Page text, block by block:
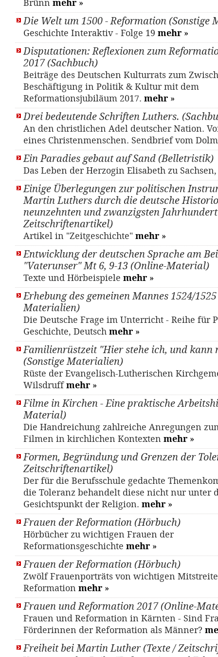
Brünn mehr »
Die Welt um 1500 - Reformation (Sonstige
Geschichte Interaktiv - Folge 19 mehr »
Disputationen: Reflexionen zum
2017 (Sachbuch)
Beiträge des Deutschen Kulturrats zum
Beschäftigung in Politik & Kultur mit dem
Reformationsjubiläum 2017. mehr »
Drei bedeutende Schriften Luthers.
An den christlichen Adel deutscher Nation.
eines Christenmenschen. Sendbrief vom
Ein Paradies gebaut auf Sand (Belletristik)
Das Leben der Herzogin Elisabeth zu
Einige Überlegungen zur politischen
Martin Luthers durch die deutsche
neunzehnten und zwanzigsten
Zeitschriftenartikel)
Artikel in "Zeitgeschichte" mehr »
Entwicklung der deutschen Sprache am
"Vaterunser" Mt 6, 9-13 (Online-Material)
Texte und Hörbeispiele mehr »
Erhebung des gemeinen Mannes 1524/
Materialien)
Die Deutsche Frage im Unterricht - Reihe für
Geschichte, Deutsch mehr »
Familienrüstzeit "Hier stehe ich, und kann
(Sonstige Materialien)
Rüste der Evangelisch-Lutherischen
Wilsdruffmehr »
Filme in Kirchen - Eine praktische
Material)
Die Handreichung zahlreiche Anregungen
Filmen in kirchlichen Kontexten mehr »
Formen, Begründung und Grenzen der
Zeitschriftenartikel)
Der für die Berufsschule gedachte
die Toleranz behandelt diese nicht nur unter
Gesichtspunkt der Religion. mehr »
Frauen der Reformation (Hörbuch)
Hörbücher zu wichtigen Frauen der
Reformationsgeschichte mehr »
Frauen der Reformation (Hörbuch)
Zwölf Frauenporträts von wichtigen
Reformation mehr »
Frauen und Reformation 2017 (Online-
Frauen und Reformation in Kärnten - Sind
Förderinnen der Reformation als Männer?
Freiheit bei Martin Luther (Texte /